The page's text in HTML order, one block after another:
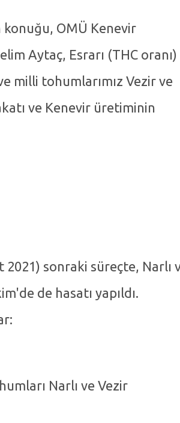
konuğu, OMÜ Kenevir
Aytaç, Esrarı (THC oranı)
milli tohumlarımız Vezir ve
ve Kenevir üretiminin
2021) sonraki süreçte, Narlı
de hasatı yapıldı.
Narlı ve Vezir